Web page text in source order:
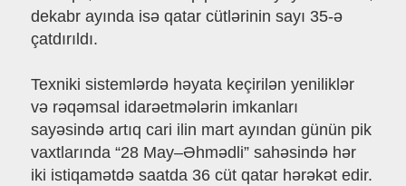
dekabr ayında isə qatar cütlərinin sayı 35-ə
çatdırıldı.
Texniki sistemlərdə həyata keçirilən yeniliklər
və rəqəmsal idarəetmələrin imkanları
sayəsində artıq cari ilin mart ayından günün pik
vaxtlarında “28 May–Əhmədli” sahəsində hər
iki istiqamətdə saatda 36 cüt qatar hərəkət edir.